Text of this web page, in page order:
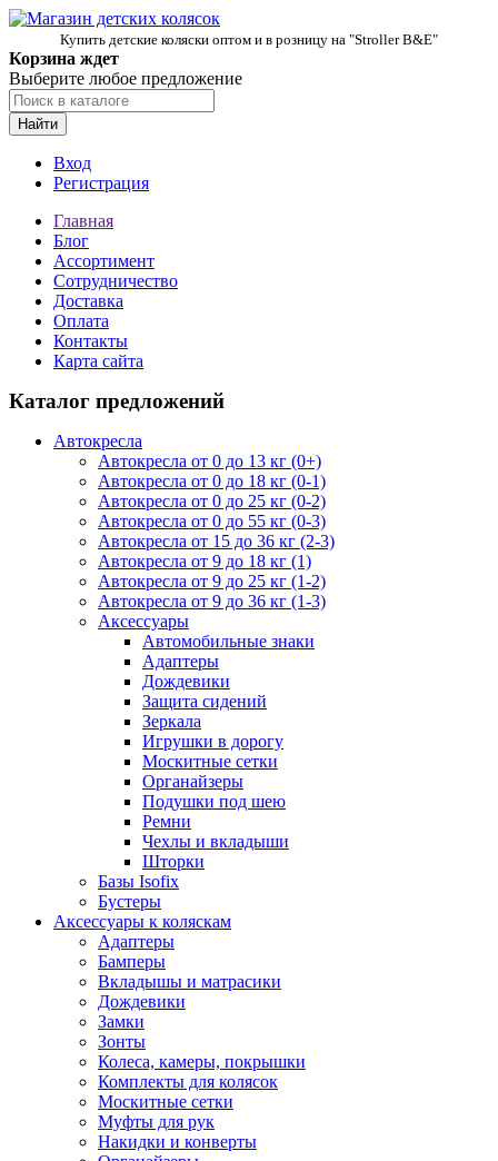
Купить детские коляски оптом и в розницу на "Stroller B&E"
Корзина ждет
Выберите любое предложение
Найти
Вход
Регистрация
Главная
Блог
Ассортимент
Сотрудничество
Доставка
Оплата
Контакты
Карта сайта
Каталог предложений
Автокресла
Автокресла от 0 до 13 кг (0+)
Автокресла от 0 до 18 кг (0-1)
Автокресла от 0 до 25 кг (0-2)
Автокресла от 0 до 55 кг (0-3)
Автокресла от 15 до 36 кг (2-3)
Автокресла от 9 до 18 кг (1)
Автокресла от 9 до 25 кг (1-2)
Автокресла от 9 до 36 кг (1-3)
Аксессуары
Автомобильные знаки
Адаптеры
Дождевики
Защита сидений
Зеркала
Игрушки в дорогу
Москитные сетки
Органайзеры
Подушки под шею
Ремни
Чехлы и вкладыши
Шторки
Базы Isofix
Бустеры
Аксессуары к коляскам
Адаптеры
Бамперы
Вкладышы и матрасики
Дождевики
Замки
Зонты
Колеса, камеры, покрышки
Комплекты для колясок
Москитные сетки
Муфты для рук
Накидки и конверты